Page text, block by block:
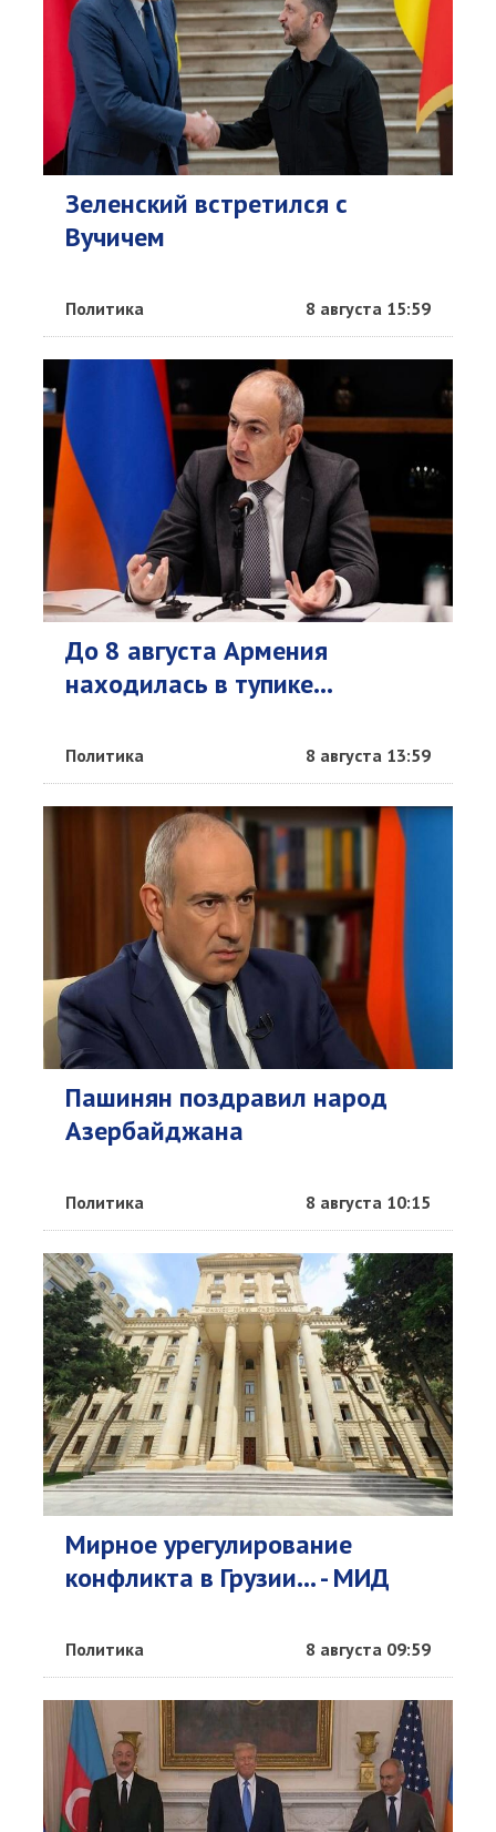
Зеленский встретился с
Вучичем
Политика 8 августа 15:59
До 8 августа Армения
находилась в тупике...
Политика 8 августа 13:59
Пашинян поздравил народ
Азербайджана
Политика 8 августа 10:15
Мирное урегулирование
конфликта в Грузии... - МИД
Политика 8 августа 09:59